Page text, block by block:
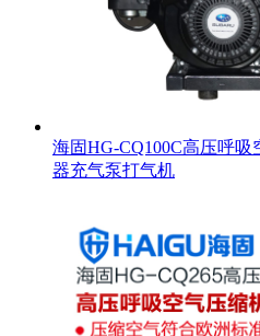
海固HG-CQ100C高压呼
器充气泵打气机